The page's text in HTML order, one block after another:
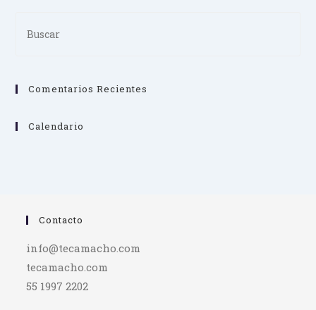
Comentarios Recientes
Calendario
Contacto
info@tecamacho.com
tecamacho.com
55 1997 2202